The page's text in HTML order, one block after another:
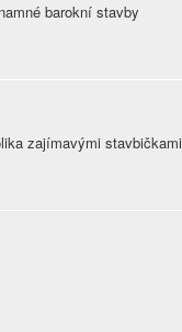
barokní stavby
zajímavými stavbičkami